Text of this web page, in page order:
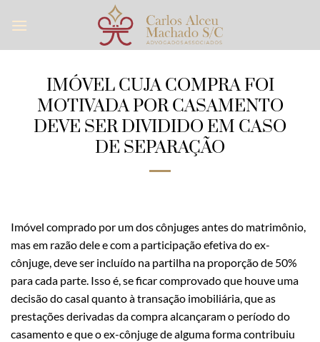
IMÓVEL CUJA COMPRA FOI
MOTIVADA POR CASAMENTO
DEVE SER DIVIDIDO EM CASO
DE SEPARAÇÃO
Imóvel comprado por um dos cônjuges antes do matrimônio,
mas em razão dele e com a participação efetiva do ex-
cônjuge, deve ser incluído na partilha na proporção de 50%
para cada parte. Isso é, se ficar comprovado que houve uma
decisão do casal quanto à transação imobiliária, que as
prestações derivadas da compra alcançaram o período do
casamento e que o ex-cônjuge de alguma forma contribuiu